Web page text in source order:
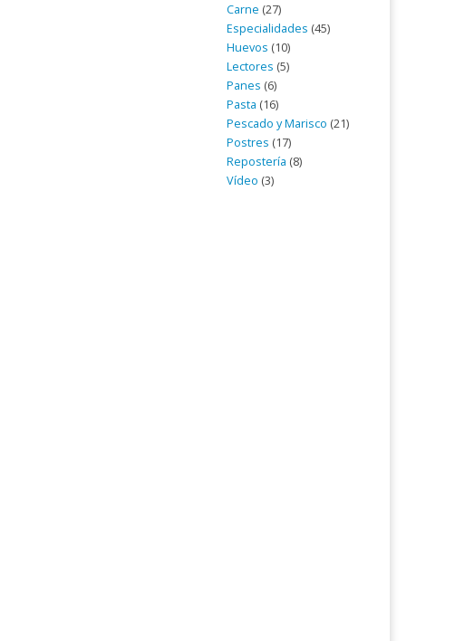
Carne (27)
Especialidades (45)
Huevos (10)
Lectores (5)
Panes (6)
Pasta (16)
Pescado y Marisco (21)
Postres (17)
Repostería (8)
Vídeo (3)